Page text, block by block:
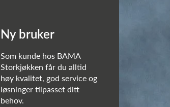
Ny bruker
Som kunde hos BAMA
Storkjøkken får du alltid
høy kvalitet, god service og
løsninger tilpasset ditt
behov.